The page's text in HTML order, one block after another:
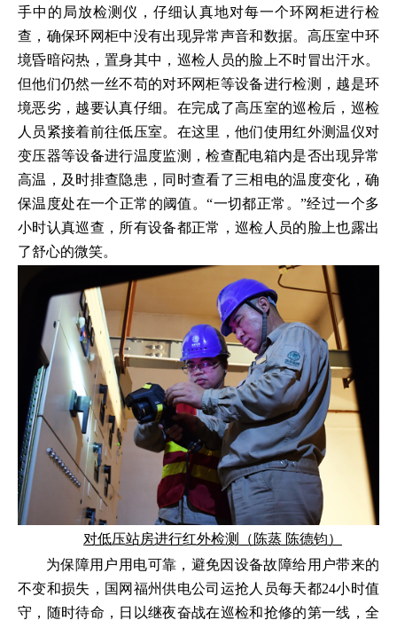
手中的局放检测仪，仔细认真地对每一个环网柜进行检
查，确保环网柜中没有出现异常声音和数据。高压室中环
境昏暗闷热，置身其中，巡检人员的脸上不时冒出汗水。
但他们仍然一丝不苟的对环网柜等设备进行检测，越是环
境恶劣，越要认真仔细。在完成了高压室的巡检后，巡检
人员紧接着前往低压室。在这里，他们使用红外测温仪对
变压器等设备进行温度监测，检查配电箱内是否出现异常
高温，及时排查隐患，同时查看了三相电的温度变化，确
保温度处在一个正常的阈值。“一切都正常。”经过一个多
小时认真巡查，所有设备都正常，巡检人员的脸上也露出
了舒心的微笑。
对低压站房进行红外检测（陈蒸 陈德钧）
为保障用户用电可靠，避免因设备故障给用户带来的
不变和损失，国网福州供电公司运抢人员每天都24小时值
守，随时待命，日以继夜奋战在巡检和抢修的第一线，全